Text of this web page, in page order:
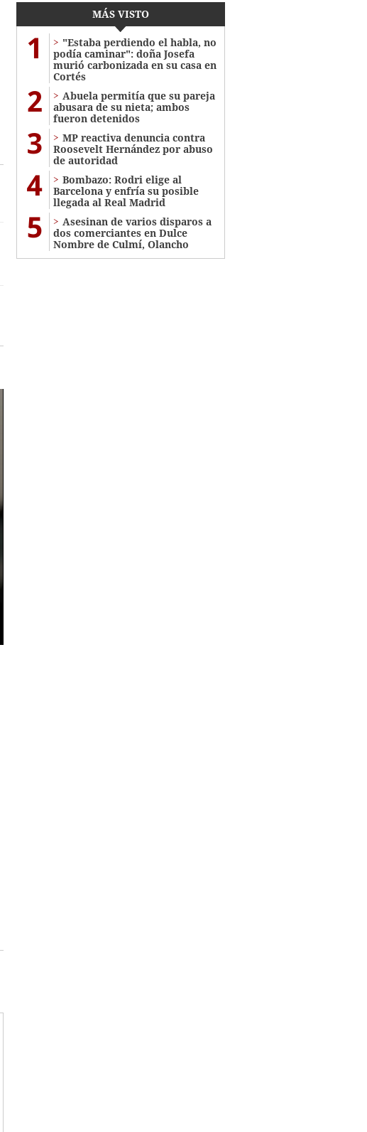
MÁS VISTO
1
"Estaba perdiendo el habla, no
podía caminar": doña Josefa
murió carbonizada en su casa en
Cortés
2
Abuela permitía que su pareja
abusara de su nieta; ambos
fueron detenidos
3
MP reactiva denuncia contra
Roosevelt Hernández por abuso
de autoridad
4
Bombazo: Rodri elige al
Barcelona y enfría su posible
llegada al Real Madrid
5
Asesinan de varios disparos a
dos comerciantes en Dulce
Nombre de Culmí, Olancho